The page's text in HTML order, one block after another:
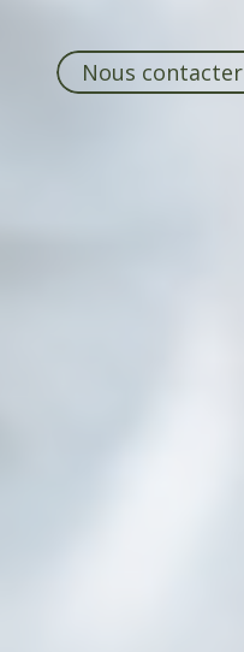
Nous contacter